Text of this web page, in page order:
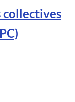
collectives